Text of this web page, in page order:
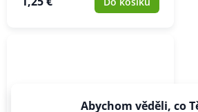
Abychom věděli, co